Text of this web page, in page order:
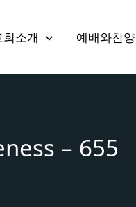
회소개 예배와찬양
– 655